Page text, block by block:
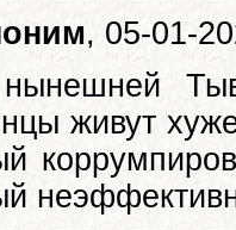
, 05-01-
живут